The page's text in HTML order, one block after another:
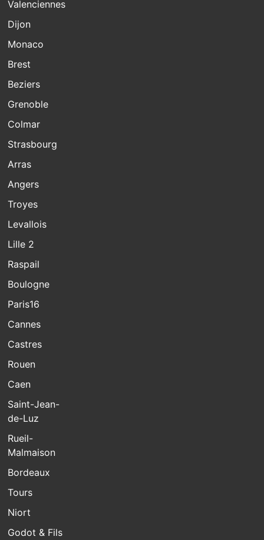
Valenciennes
Dijon
Monaco
Brest
Beziers
Grenoble
Colmar
Strasbourg
Arras
Angers
Troyes
Levallois
Lille 2
Raspail
Boulogne
Paris16
Cannes
Castres
Rouen
Caen
Saint-Jean-
de-Luz
Rueil-
Malmaison
Bordeaux
Tours
Niort
Godot & Fils